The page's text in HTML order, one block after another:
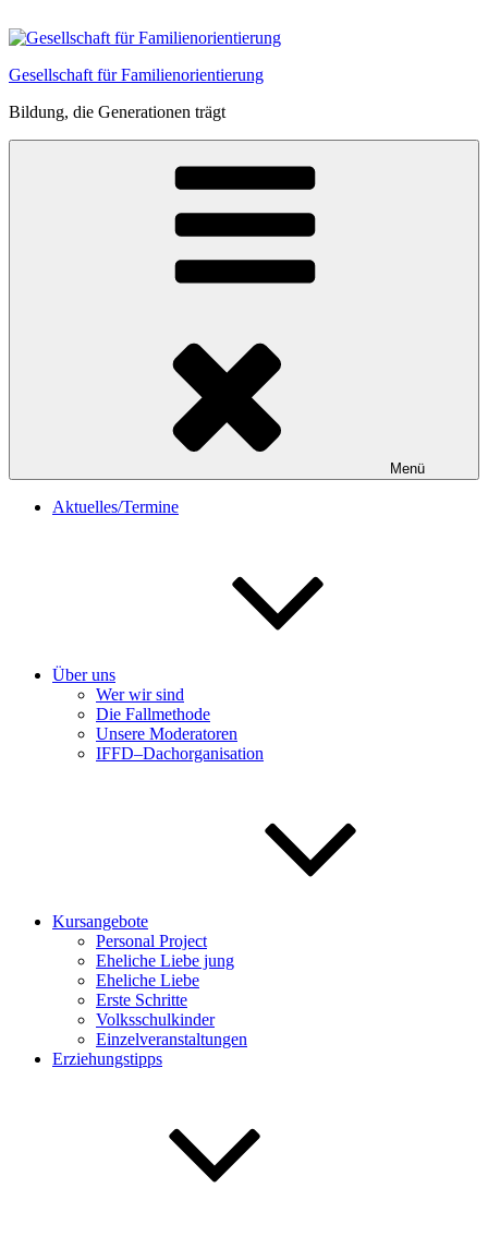
Inhalt
Gesellschaft für Familienorientierung
Bildung, die Generationen trägt
Menü
Aktuelles/Termine
Über uns
Wer wir sind
Die Fallmethode
Unsere Moderatoren
IFFD–Dachorganisation
Kursangebote
Personal Project
Eheliche Liebe jung
Eheliche Liebe
Erste Schritte
Volksschulkinder
Einzelveranstaltungen
Erziehungstipps